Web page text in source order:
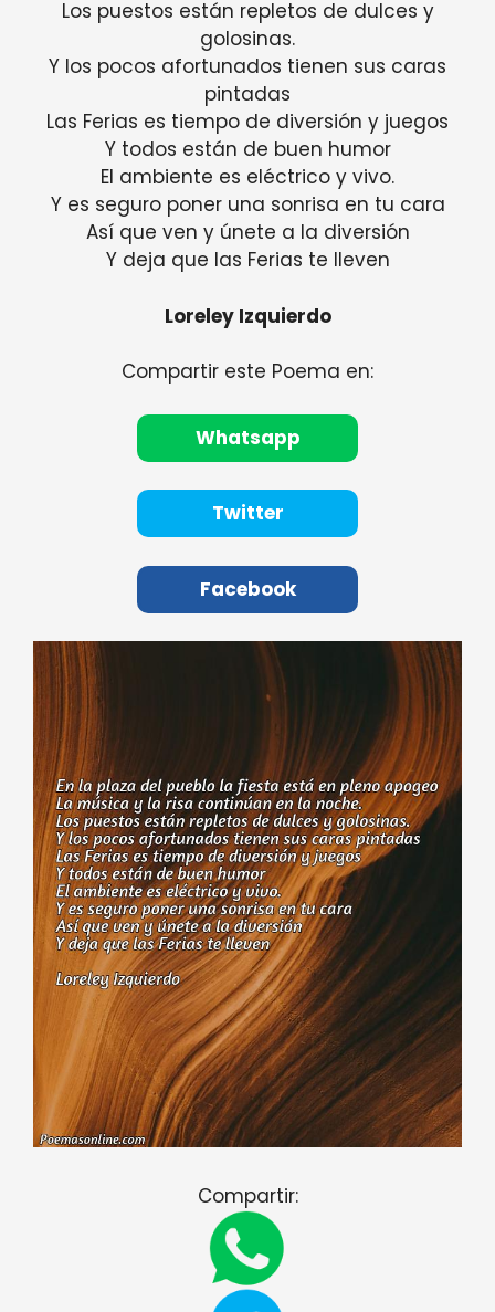
Los puestos están repletos de dulces y
golosinas.
Y los pocos afortunados tienen sus caras
pintadas
Las Ferias es tiempo de diversión y juegos
Y todos están de buen humor
El ambiente es eléctrico y vivo.
Y es seguro poner una sonrisa en tu cara
Así que ven y únete a la diversión
Y deja que las Ferias te lleven
Loreley Izquierdo
Compartir este Poema en:
Whatsapp
Twitter
Facebook
Compartir: